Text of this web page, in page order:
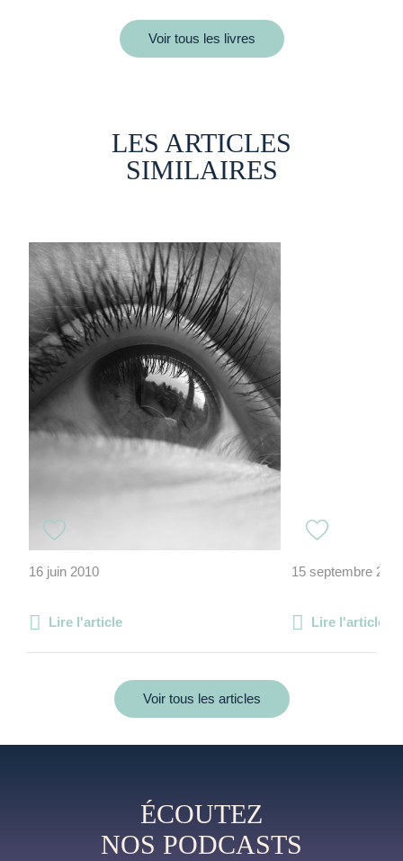
Voir tous les livres
LES ARTICLES
SIMILAIRES
16 juin 2010
Lire l'article
15 septembre
Lire l'article
Voir tous les articles
ÉCOUTEZ
NOS PODCASTS